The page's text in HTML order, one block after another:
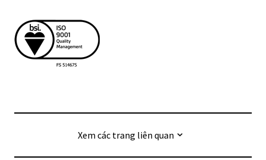
Xem các trang liên quan